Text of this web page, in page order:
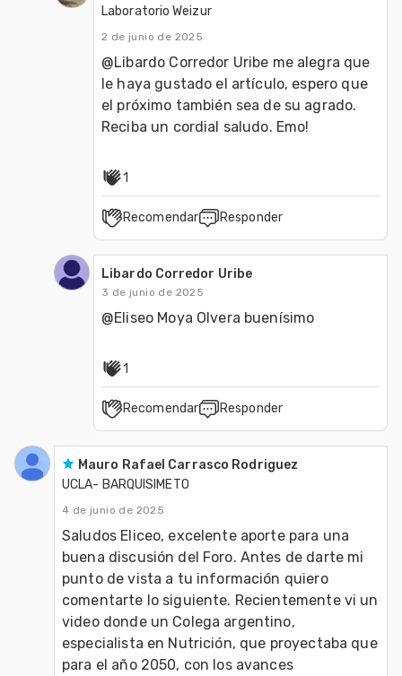
Laboratorio Weizur
2 de junio de 2025
@Libardo Corredor Uribe me alegra que
le haya gustado el artículo, espero que
el próximo también sea de su agrado.
Reciba un cordial saludo. Emo!
1
Recomendar Responder
Libardo Corredor Uribe
3 de junio de 2025
@Eliseo Moya Olvera buenísimo
1
Recomendar Responder
Mauro Rafael Carrasco Rodriguez
UCLA- BARQUISIMETO
4 de junio de 2025
Saludos Eliceo, excelente aporte para una
buena discusión del Foro. Antes de darte mi
punto de vista a tu información quiero
comentarte lo siguiente. Recientemente vi un
video donde un Colega argentino,
especialista en Nutrición, que proyectaba que
para el año 2050, con los avances